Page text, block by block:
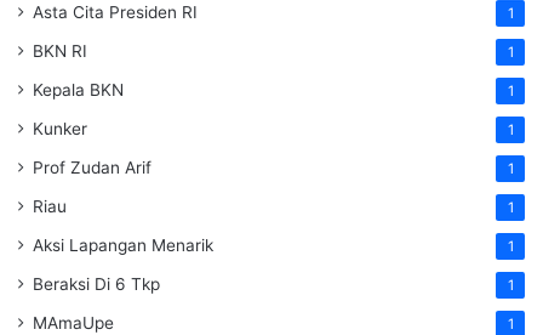
Asta Cita Presiden RI 1
BKN RI 1
Kepala BKN 1
Kunker 1
Prof Zudan Arif 1
Riau 1
Aksi Lapangan Menarik 1
Beraksi Di 6 Tkp 1
MAmaUpe 1